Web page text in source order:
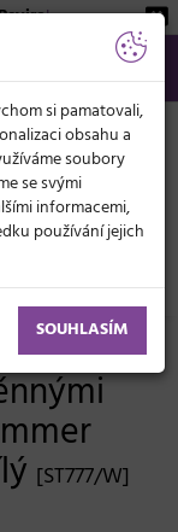
!
Kč
[ST777/W]
si pamatovali,
obsahu a
soubory
se svými
informacemi,
používání jejich
SOUHLASÍM